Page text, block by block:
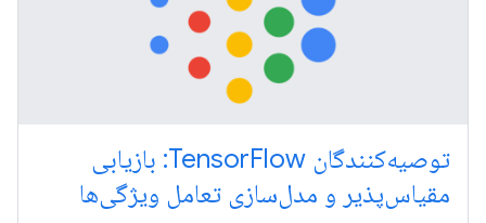
توصیه‌کنندگان TensorFlow: بازیابی
مقیاس‌پذیر و مدل‌سازی تعامل ویژگی‌ها